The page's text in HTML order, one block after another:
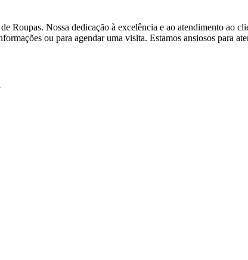
Roupas. Nossa dedicação à excelência e ao atendimento ao
ou para agendar uma visita. Estamos ansiosos para